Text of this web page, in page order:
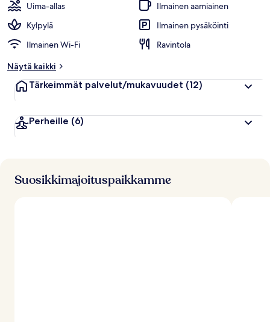
Uima-allas
Ilmainen aamiainen
Kylpylä
Ilmainen pysäköinti
Ilmainen Wi-Fi
Ravintola
Näytä kaikki
Tärkeimmät palvelut/mukavuudet (12)
Perheille (6)
Suosikkimajoituspaikkamme